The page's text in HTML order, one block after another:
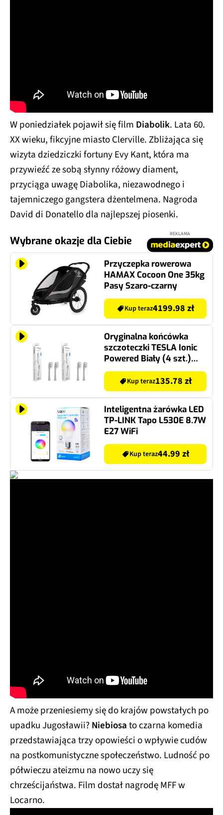
W poniedziałek pojawił się film Diabolik. Lata 60.
XX wieku, fikcyjne miasto Clerville. Zbliżająca się
wizyta dziedziczki fortuny Evy Kant, która ma
przywieźć ze sobą słynny różowy diament,
przyciąga uwagę Diabolika, niezawodnego i
tajemniczego gangstera dżentelmena. Nagroda
David di Donatello dla najlepszej piosenki.
Wybrane okazje dla Ciebie
REKLAMA
Przyczepka rowerowa
HAMAX Cocoon One 35kg
Pasy Szaro-czarny
Kup teraz4199.98 zł
Oryginalna końcówka
szczoteczki TESLA Ionic
Powered Biały (4 szt.)
(Miękkie włókna)
Kup teraz135.78 zł
Inteligentna żarówka LED
TP-LINK Tapo L530E 8.7W
E27 WiFi
Kup teraz44.99 zł
A może przeniesiemy się do krajów powstałych po
upadku Jugosławii?Niebiosato czarna komedia
przedstawiająca trzy opowieści o wpływie cudów
na postkomunistyczne społeczeństwo. Ludność po
półwieczu ateizmu na nowo uczy się
chrześcijaństwa. Film dostał nagrodę MFF w
Locarno.